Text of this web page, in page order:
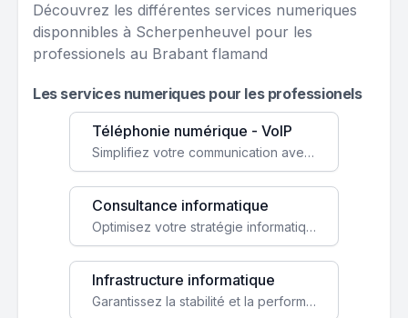
Découvrez les différentes services numeriques
disponnibles à Scherpenheuvel pour les
professionels au Brabant flamand
Les services numeriques pour les professionels
Téléphonie numérique - VoIP
Simplifiez votre communication avec une solution VoIP flexible, économique et adaptée à vos besoins professionnels.
Consultance informatique
Optimisez votre stratégie informatique avec l'expertise de nos consultants pour améliorer votre efficacité et sécurité.
Infrastructure informatique
Garantissez la stabilité et la performance de votre entreprise avec une infrastructure IT sécurisée et évolutive.